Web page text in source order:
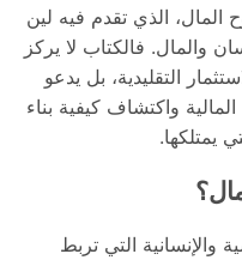
الذي تقدم فيه لين
والمال. فالكتاب لا يركز
التقليدية، بل يدعو
واكتشاف كيفية بناء
يمتلكها.
والإنسانية التي تربط